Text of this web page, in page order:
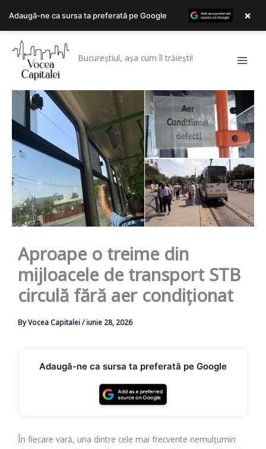
content
Bucureștiul, așa cum îl trăiești!
Aproape o treime din
mijloacele de transport STB
circulă fără aer condiționat
ByVocea Capitalei/iunie 28, 2026
Adaugă-ne ca sursa ta preferată pe Google
În fiecare vară, una dintre cele mai frecvente nemulțumiri
Adaugă-ne ca sursa ta preferată pe Google ×